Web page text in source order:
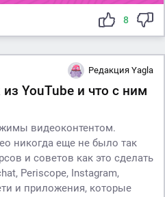
8
Редакция Yagla
YouTube и что с ним
видеоконтентом.
никогда еще не было так
и советов как это сделать
Periscope, Instagram,
и приложения, которые